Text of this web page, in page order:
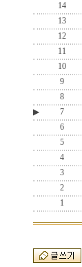
14
13
12
11
10
9
8
▶
7
6
5
4
3
2
1